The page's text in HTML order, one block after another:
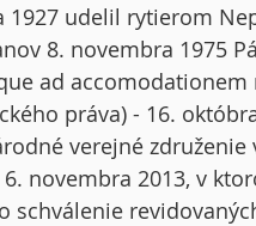
1927 udelil rytierom
8. novembra 1975
ad
práva) - 16.
verejné
novembra 2013, v
schválenie